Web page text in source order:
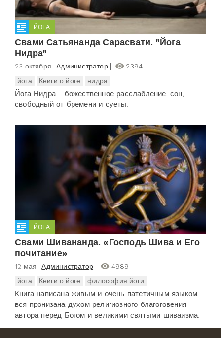
ЙОГА
Свами Сатьянанда Сарасвати. "Йога
Нидра"
23 октября Администратор
2394
йога
Книги о йоге нидра
Йога Нидра - божественное расслабление, сон,
свободный от бремени и суеты.
ЙОГА
Свами Шивананда. «Господь Шива и Его
почитание»
12 мая Администратор
4989
йога
Книги о йоге философия йоги
Книга написана живым и очень патетичным языком,
вся пронизана духом религиозного благоговения
автора перед Богом и великими святыми шиваизма.